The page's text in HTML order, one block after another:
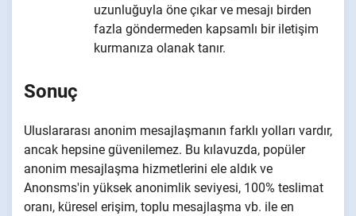
uzunluğuyla öne çıkar ve mesajı birden
fazla göndermeden kapsamlı bir iletişim
kurmanıza olanak tanır.
Sonuç
Uluslararası anonim mesajlaşmanın farklı yolları vardır,
ancak hepsine güvenilemez. Bu kılavuzda, popüler
anonim mesajlaşma hizmetlerini ele aldık ve
Anonsms'in yüksek anonimlik seviyesi, 100% teslimat
oranı, küresel erişim, toplu mesajlaşma vb. ile en